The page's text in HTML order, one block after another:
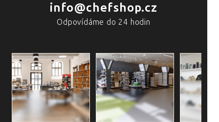
info@chefshop.cz
Odpovídáme do 24 hodin